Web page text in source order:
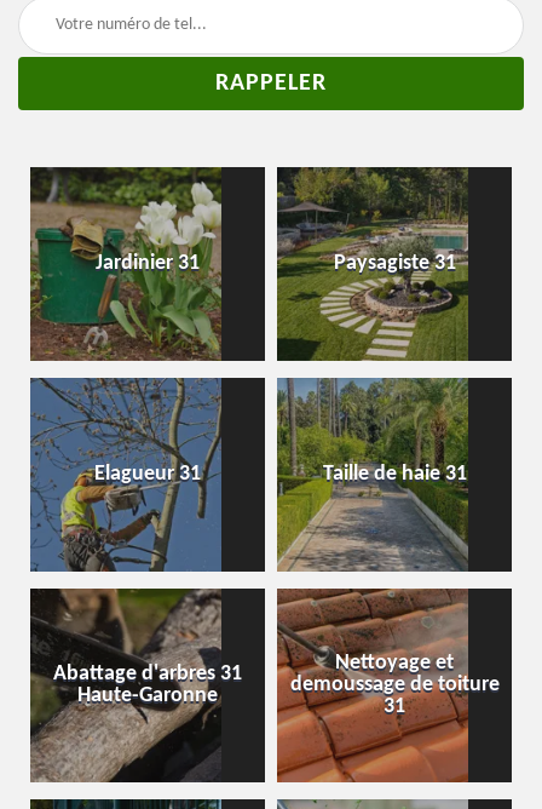
Jardinier 31 Paysagiste 31
Elagueur 31 Taille de haie 31
Abattage d'arbres 31
Haute-Garonne
Nettoyage et
demoussage de toiture
31